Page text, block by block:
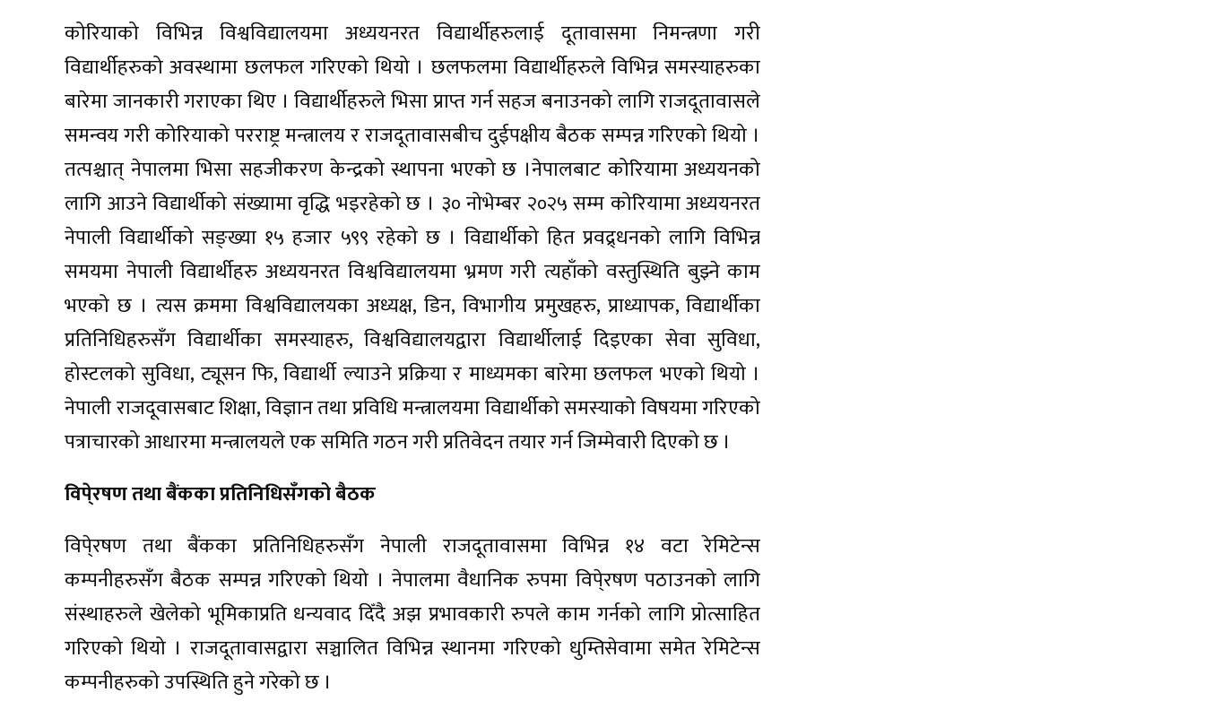
कोरियाको विभिन्न विश्वविद्यालयमा अध्ययनरत विद्यार्थीहरुलाई दूतावासमा निमन्त्रणा गरी
विद्यार्थीहरुको अवस्थामा छलफल गरिएको थियो । छलफलमा विद्यार्थीहरुले विभिन्न समस्याहरुका
बारेमा जानकारी गराएका थिए । विद्यार्थीहरुले भिसा प्राप्त गर्न सहज बनाउनको लागि राजदूतावासले
समन्वय गरी कोरियाको परराष्ट्र मन्त्रालय र राजदूतावासबीच दुईपक्षीय बैठक सम्पन्न गरिएको थियो ।
तत्पश्चात् नेपालमा भिसा सहजीकरण केन्द्रको स्थापना भएको छ ।नेपालबाट कोरियामा अध्ययनको
लागि आउने विद्यार्थीको संख्यामा वृद्धि भइरहेको छ । ३० नोभेम्बर २०२५ सम्म कोरियामा अध्ययनरत
नेपाली विद्यार्थीको सङ्ख्या १५ हजार ५९९ रहेको छ । विद्यार्थीको हित प्रवद्र्धनको लागि विभिन्न
समयमा नेपाली विद्यार्थीहरु अध्ययनरत विश्वविद्यालयमा भ्रमण गरी त्यहाँको वस्तुस्थिति बुझ्ने काम
भएको छ । त्यस क्रममा विश्वविद्यालयका अध्यक्ष, डिन, विभागीय प्रमुखहरु, प्राध्यापक, विद्यार्थीका
प्रतिनिधिहरुसँग विद्यार्थीका समस्याहरु, विश्वविद्यालयद्वारा विद्यार्थीलाई दिइएका सेवा सुविधा,
होस्टलको सुविधा, ट्यूसन फि, विद्यार्थी ल्याउने प्रक्रिया र माध्यमका बारेमा छलफल भएको थियो ।
नेपाली राजदूवासबाट शिक्षा, विज्ञान तथा प्रविधि मन्त्रालयमा विद्यार्थीको समस्याको विषयमा गरिएको
पत्राचारको आधारमा मन्त्रालयले एक समिति गठन गरी प्रतिवेदन तयार गर्न जिम्मेवारी दिएको छ ।
विपे्रषण तथा बैंकका प्रतिनिधिसँगको बैठक
विपे्रषण तथा बैंकका प्रतिनिधिहरुसँग नेपाली राजदूतावासमा विभिन्न १४ वटा रेमिटेन्स
कम्पनीहरुसँग बैठक सम्पन्न गरिएको थियो । नेपालमा वैधानिक रुपमा विपे्रषण पठाउनको लागि
संस्थाहरुले खेलेको भूमिकाप्रति धन्यवाद दिँदै अझ प्रभावकारी रुपले काम गर्नको लागि प्रोत्साहित
गरिएको थियो । राजदूतावासद्वारा सञ्चालित विभिन्न स्थानमा गरिएको धुम्तिसेवामा समेत रेमिटेन्स
कम्पनीहरुको उपस्थिति हुने गरेको छ ।